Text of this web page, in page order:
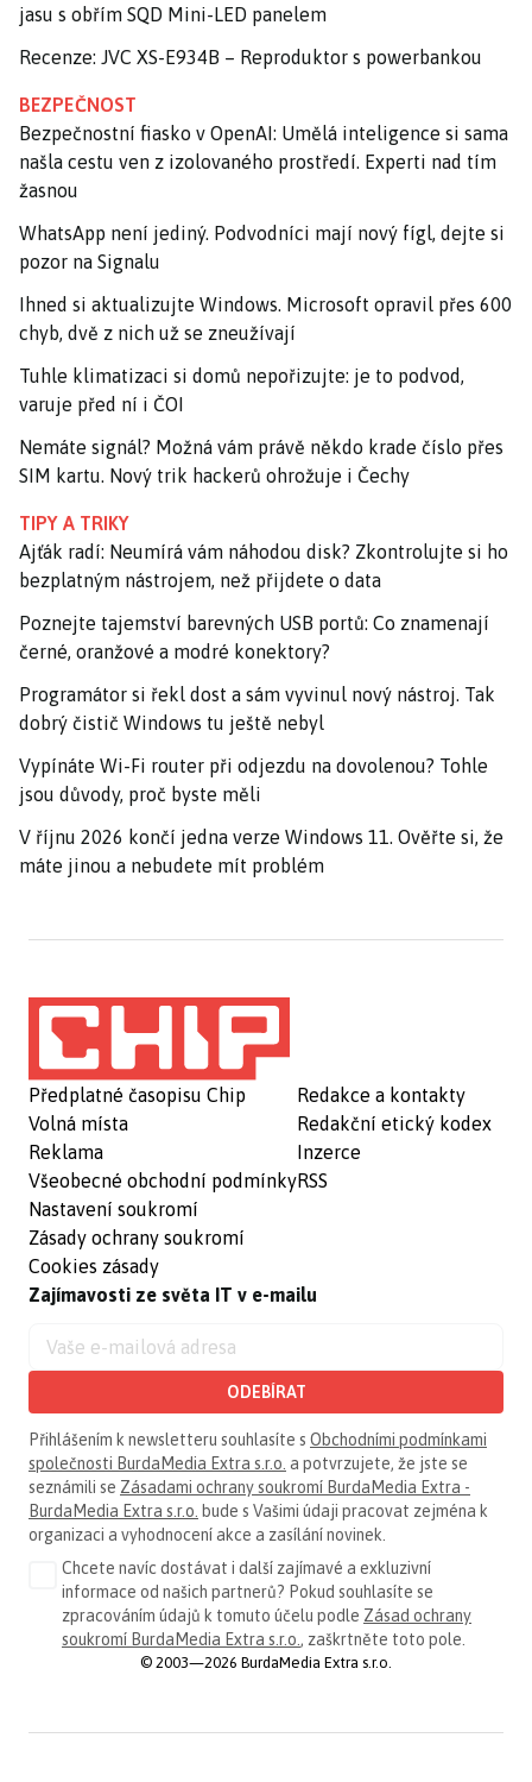
jasu s obřím SQD Mini-LED panelem
Recenze: JVC XS-E934B – Reproduktor s powerbankou
BEZPEČNOST
Bezpečnostní fiasko v OpenAI: Umělá inteligence si sama
našla cestu ven z izolovaného prostředí. Experti nad tím
žasnou
WhatsApp není jediný. Podvodníci mají nový fígl, dejte si
pozor na Signalu
Ihned si aktualizujte Windows. Microsoft opravil přes 600
chyb, dvě z nich už se zneužívají
Tuhle klimatizaci si domů nepořizujte: je to podvod,
varuje před ní i ČOI
Nemáte signál? Možná vám právě někdo krade číslo přes
SIM kartu. Nový trik hackerů ohrožuje i Čechy
TIPY A TRIKY
Ajťák radí: Neumírá vám náhodou disk? Zkontrolujte si ho
bezplatným nástrojem, než přijdete o data
Poznejte tajemství barevných USB portů: Co znamenají
černé, oranžové a modré konektory?
Programátor si řekl dost a sám vyvinul nový nástroj. Tak
dobrý čistič Windows tu ještě nebyl
Vypínáte Wi-Fi router při odjezdu na dovolenou? Tohle
jsou důvody, proč byste měli
V říjnu 2026 končí jedna verze Windows 11. Ověřte si, že
máte jinou a nebudete mít problém
Předplatné časopisu Chip
Volná místa
Reklama
Všeobecné obchodní podmínky
Nastavení soukromí
Zásady ochrany soukromí
Cookies zásady
Redakce a kontakty
Redakční etický kodex
Inzerce
RSS
Zajímavosti ze světa IT v e-mailu
ODEBÍRAT
Přihlášením k newsletteru souhlasíte s Obchodními podmínkami
společnosti BurdaMedia Extra s.r.o. a potvrzujete, že jste se
seznámili se Zásadami ochrany soukromí BurdaMedia Extra -
BurdaMedia Extra s.r.o. bude s Vašimi údaji pracovat zejména k
organizaci a vyhodnocení akce a zasílání novinek.
Chcete navíc dostávat i další zajímavé a exkluzivní
informace od našich partnerů? Pokud souhlasíte se
zpracováním údajů k tomuto účelu podle Zásad ochrany
soukromí BurdaMedia Extra s.r.o. , zaškrtněte toto pole.
© 2003—2026 BurdaMedia Extra s.r.o.